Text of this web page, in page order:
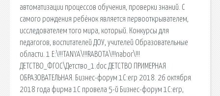
автоматизации процессов обучения, проверки знаний. С
самого рождения ребёнок является первооткрывателем,
исследователем того мира, который. Конкурсы для
педагогов, воспитателей ДОУ, учителей Образовательные
области. 1 E:\!!!TANYA\!!!RABOTA\!!!nabor\!!!
ДЕТСТВО_ФГОС\Детство_1.doc ДЕТСТВО ПРИМЕРНАЯ
ОБРАЗОВАТЕЛЬНАЯ. Бизнес-форум 1С:erp 2018. 26 октября
2018 года фирма 1С провела 5-й Бизнес-форум 1С:erp,